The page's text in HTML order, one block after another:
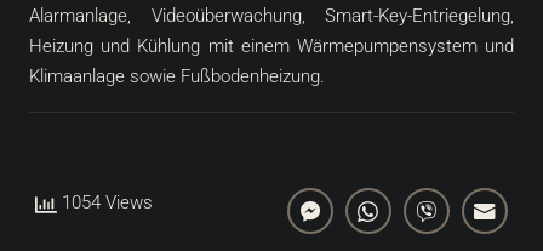
Alarmanlage, Videoüberwachung, Smart-Key-Entriegelung,
Heizung und Kühlung mit einem Wärmepumpensystem und
Klimaanlage sowie Fußbodenheizung.
1054 Views